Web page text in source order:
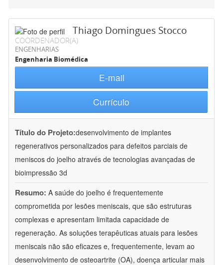
Thiago Domingues Stocco
COORDENADOR(A)
ENGENHARIAS
Engenharia Biomédica
E-mail
Currículo
Título do Projeto:desenvolvimento de implantes
regenerativos personalizados para defeitos parciais de
meniscos do joelho através de tecnologias avançadas de
bioimpressão 3d
Resumo: A saúde do joelho é frequentemente
comprometida por lesões meniscais, que são estruturas
complexas e apresentam limitada capacidade de
regeneração. As soluções terapêuticas atuais para lesões
meniscais não são eficazes e, frequentemente, levam ao
desenvolvimento de osteoartrite (OA), doença articular mais